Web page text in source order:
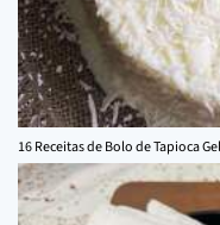
16 Receitas de Bolo de Tapioca